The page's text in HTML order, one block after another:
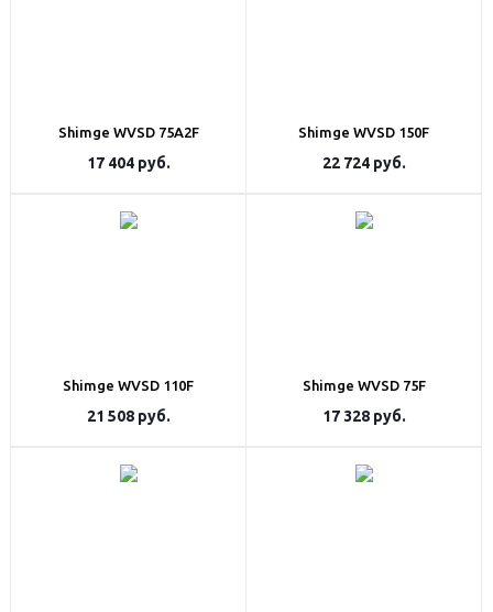
Shimge WVSD 75A2F
17 404руб.
Shimge WVSD 150F
22 724руб.
Shimge WVSD 110F
21 508руб.
Shimge WVSD 75F
17 328руб.